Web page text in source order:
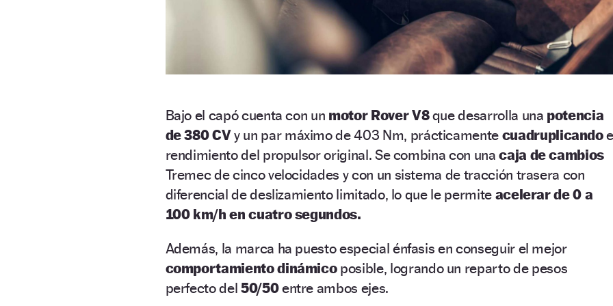
Bajo el capó cuenta con un motor Rover V8que desarrolla una potencia
de 380 CVy un par máximo de 403 Nm, prácticamente cuadruplicando
rendimiento del propulsor original. Se combina con unacaja de cambios
Tremec de cinco velocidades y con un sistema de tracción trasera con
diferencial de deslizamiento limitado, lo que le permite acelerar de 0 a
100 km/h en cuatro segundos.
Además, la marca ha puesto especial énfasis en conseguir el mejor
comportamiento dinámico posible, logrando un reparto de pesos
perfecto del 50/50entre ambos ejes.